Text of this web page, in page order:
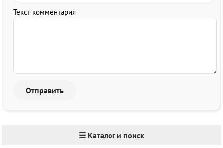
Текст комментария
☰ Каталог и поиск